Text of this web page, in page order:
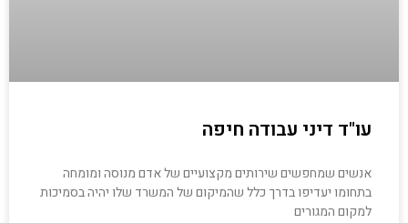
עו"ד דיני עבודה חיפה
אנשים שמחפשים שירותים מקצועיים של אדם מנוסה ומומחה
בתחומו יעדיפו בדרך כלל שהמיקום של המשרד שלו יהיה בסמיכות
למקום המגורים